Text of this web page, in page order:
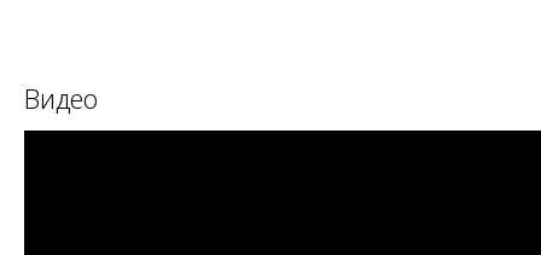
Видео